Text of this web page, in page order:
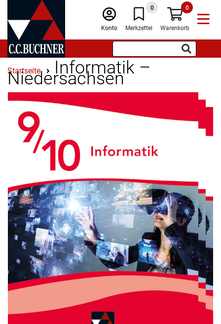
Konto
0
Merkzettel
0
Warenkorb
Startseite Informatik –
Niedersachsen